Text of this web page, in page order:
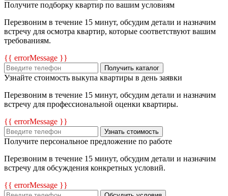
Получите подборку квартир по вашим условиям
Перезвоним в течение 15 минут, обсудим детали и назначим
встречу для осмотра квартир, которые соответствуют вашим
требованиям.
{{ errorMessage }}
Получить каталог
Узнайте стоимость выкупа квартиры в день заявки
Перезвоним в течение 15 минут, обсудим детали и назначим
встречу для профессиональной оценки квартиры.
{{ errorMessage }}
Узнать стоимость
Получите персональное предложение по работе
Перезвоним в течение 15 минут, обсудим детали и назначим
встречу для обсуждения конкретных условий.
{{ errorMessage }}